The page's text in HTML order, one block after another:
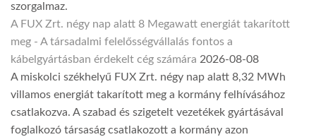
szorgalmaz.
A FUX Zrt. négy nap alatt 8 Megawatt energiát takarított
meg - A társadalmi felelősségvállalás fontos a
kábelgyártásban érdekelt cég számára 2026-08-08
A miskolci székhelyű FUX Zrt. négy nap alatt 8,32 MWh
villamos energiát takarított meg a kormány felhívásához
csatlakozva. A szabad és szigetelt vezetékek gyártásával
foglalkozó társaság csatlakozott a kormány azon